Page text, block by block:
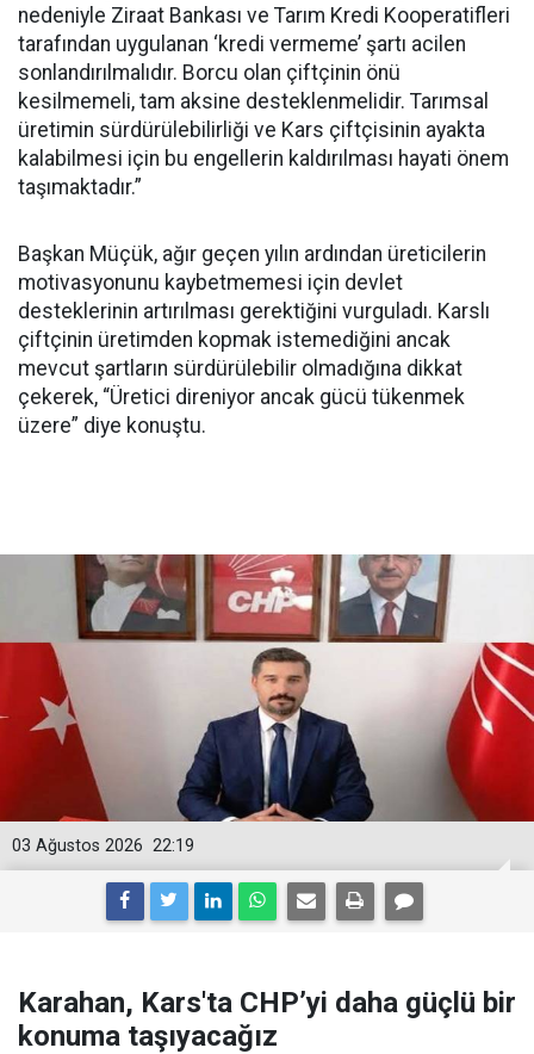
nedeniyle Ziraat Bankası ve Tarım Kredi Kooperatifleri
tarafından uygulanan ‘kredi vermeme’ şartı acilen
sonlandırılmalıdır. Borcu olan çiftçinin önü
kesilmemeli, tam aksine desteklenmelidir. Tarımsal
üretimin sürdürülebilirliği ve Kars çiftçisinin ayakta
kalabilmesi için bu engellerin kaldırılması hayati önem
taşımaktadır.”
Başkan Müçük, ağır geçen yılın ardından üreticilerin
motivasyonunu kaybetmemesi için devlet
desteklerinin artırılması gerektiğini vurguladı. Karslı
çiftçinin üretimden kopmak istemediğini ancak
mevcut şartların sürdürülebilir olmadığına dikkat
çekerek, “Üretici direniyor ancak gücü tükenmek
üzere” diye konuştu.
22:19
03 Ağustos 2026
Karahan, Kars'ta CHP’yi daha güçlü bir
konuma taşıyacağız